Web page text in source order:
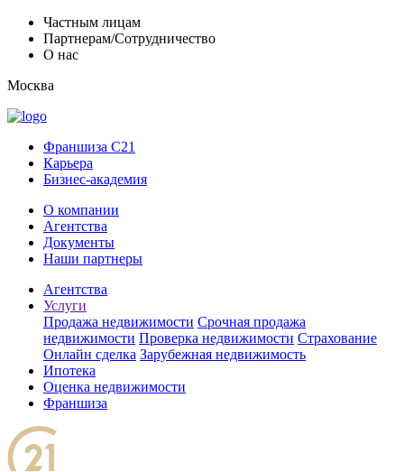
Частным лицам
Партнерам/Сотрудничество
О нас
Москва
Франшиза C21
Карьера
Бизнес-академия
О компании
Агентства
Документы
Наши партнеры
Агентства
Услуги
Продажа недвижимости Срочная продажа
недвижимости Проверка недвижимости Страхование
Онлайн сделка Зарубежная недвижимость
Ипотека
Оценка недвижимости
Франшиза